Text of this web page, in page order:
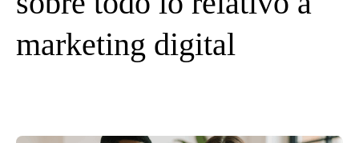
marketing digital